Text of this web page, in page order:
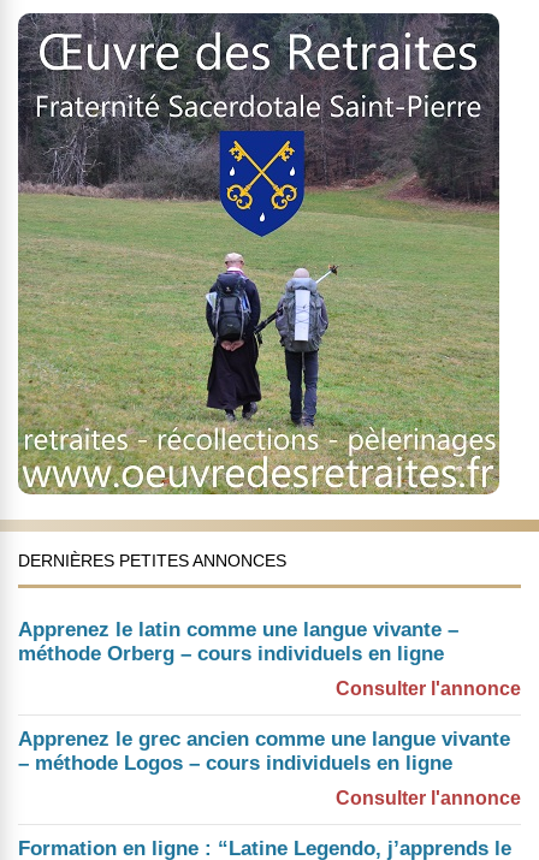
DERNIÈRES PETITES ANNONCES
Apprenez le latin comme une langue vivante –
méthode Orberg – cours individuels en ligne
Consulter l'annonce
Apprenez le grec ancien comme une langue vivante
– méthode Logos – cours individuels en ligne
Consulter l'annonce
Formation en ligne : “Latine Legendo, j’apprends le